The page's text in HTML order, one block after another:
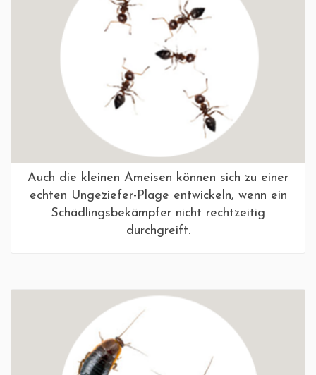
Auch die kleinen Ameisen können sich zu einer
echten Ungeziefer-Plage entwickeln, wenn ein
Schädlingsbekämpfer nicht rechtzeitig
durchgreift.